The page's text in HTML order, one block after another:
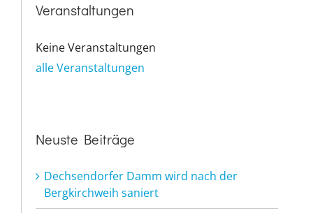
Veranstaltungen
Keine Veranstaltungen
alle Veranstaltungen
Neuste Beiträge
Dechsendorfer Damm wird nach der
Bergkirchweih saniert